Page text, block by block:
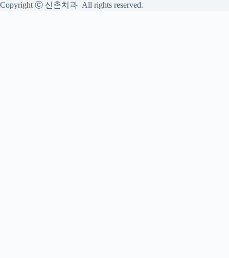
Copyright ⓒ 신촌치과 All rights reserved.